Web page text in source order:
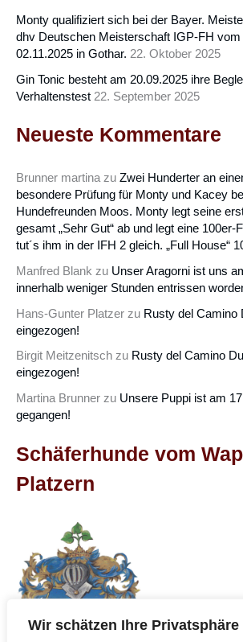
Wir schätzen Ihre Privatsphäre
Monty qualifiziert sich bei der Bayer.
dhv Deutschen Meisterschaft IGP-FH vom
02.11.2025 in Gothar. 22. Oktober 2025
Gin Tonic besteht am 20.09.2025 ihre
Verhaltenstest 22. September 2025
Neueste Kommentare
Brunner martina zu Zwei Hunderter an
besondere Prüfung für Monty und Kacey
Hundefreunden Moos. Monty legt seine
gesamt „Sehr Gut“ ab und legt eine 100er-
tut´s ihm in der IFH 2 gleich. „Full House“
Manfred Blank zu Unser Aragorni ist uns
innerhalb weniger Stunden entrissen
Hans-Gunter Platzer zu Rusty del Camino
eingezogen!
Birgit Meitzenitsch zu Rusty del Camino
eingezogen!
Martina Brunner zu Unsere Puppi ist am
gegangen!
Schäferhunde vom
Platzern